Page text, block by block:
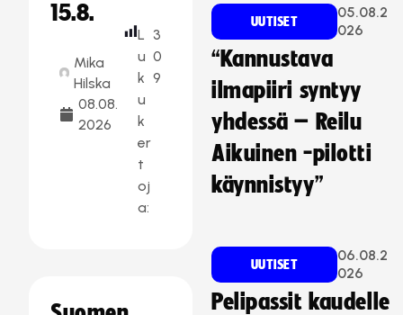
15.8.
Mika
Hilska
08.08.
2026
L
u
k
u
k
er
t
oj
a:
3
0
9
UUTISET
05.08.2
026
“Kannustava
ilmapiiri syntyy
yhdessä – Reilu
Aikuinen -pilotti
käynnistyy”
UUTISET
06.08.2
026
Pelipassit kaudelle